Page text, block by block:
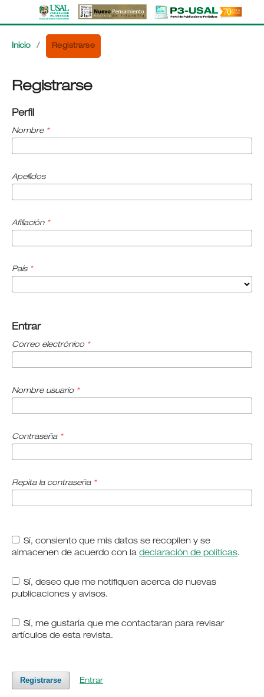
Inicio / Registrarse
Registrarse
Perfil
Nombre *
Apellidos
Afiliación *
País *
Entrar
Correo electrónico *
Nombre usuario *
Contraseña *
Repita la contraseña *
Sí, consiento que mis datos se recopilen y se
almacenen de acuerdo con la declaración de políticas.
Sí, deseo que me notifiquen acerca de nuevas
publicaciones y avisos.
Sí, me gustaría que me contactaran para revisar
artículos de esta revista.
Registrarse Entrar